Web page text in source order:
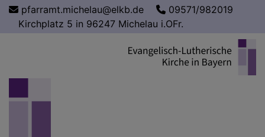
Direktpfarramt.michelau@elkb.de
09571/982019
Kirchplatz 5 in 96247 Michelau i.OFr.